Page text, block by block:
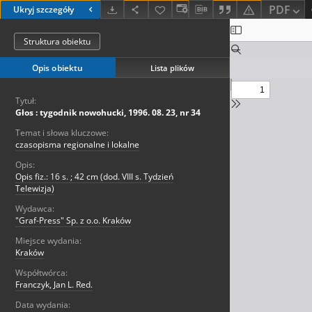
Ukryj szczegóły PDF
Struktura obiektu
Opis obiektu Lista plików
Tytuł:
Głos : tygodnik nowohucki, 1996. 08. 23, nr 34
Temat i słowa kluczowe:
czasopisma regionalne i lokalne
Opis:
Opis fiz.: 16 s. ; 42 cm (dod. VIII s. Tydzień
Telewizja)
Wydawca:
"Graf-Press" Sp. z o.o. Kraków
Miejsce wydania:
Kraków
Współtwórca:
Franczyk, Jan L. Red.
Data wydania: